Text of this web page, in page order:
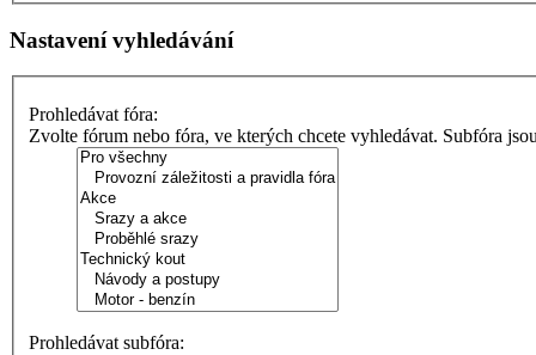
Nastavení vyhledávání
Prohledávat fóra:
Zvolte fórum nebo fóra, ve kterých chcete vyhledávat. Subfóra
Prohledávat subfóra: